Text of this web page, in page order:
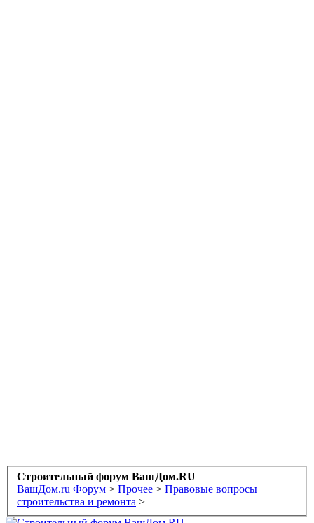
Строительный форум ВашДом.RU
ВашДом.ru Форум > Прочее > Правовые вопросы
строительства и ремонта >